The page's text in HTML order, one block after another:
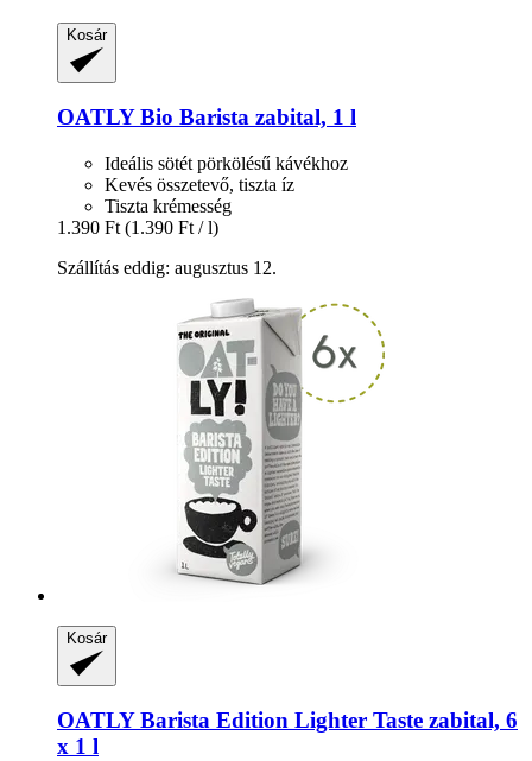
Kosár
OATLYBio Barista zabital, 1 l
Ideális sötét pörkölésű kávékhoz
Kevés összetevő, tiszta íz
Tiszta krémesség
1.390 Ft (1.390 Ft / l)
Szállítás eddig: augusztus 12.
Kosár
OATLYBarista Edition Lighter Taste zabital, 6
x 1 l